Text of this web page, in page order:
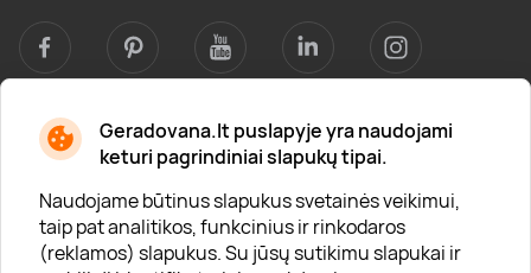
Geradovana.lt puslapyje yra naudojami
keturi pagrindiniai slapukų tipai.
Naudojame būtinus slapukus svetainės veikimui,
taip pat analitikos, funkcinius ir rinkodaros
(reklamos) slapukus. Su jūsų sutikimu slapukai ir
Apie mus
Apie „Gera Dovana“
Lojalumo klubas